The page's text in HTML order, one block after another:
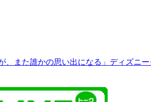
また誰かの思い出になる」ディズニ